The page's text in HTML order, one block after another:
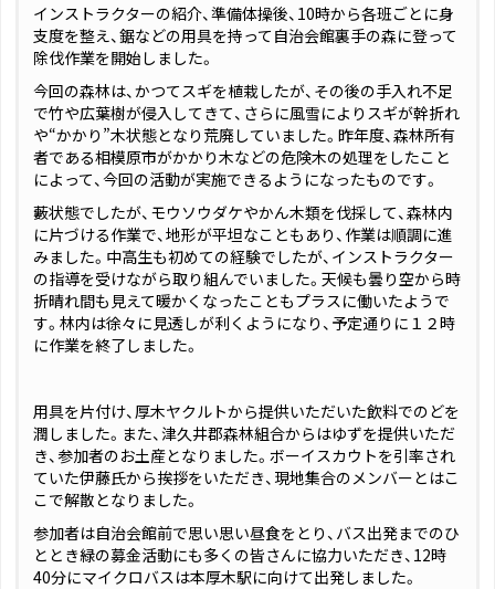
インストラクターの紹介、準備体操後、10時から各班ごとに身
支度を整え、鋸などの用具を持って自治会館裏手の森に登って
除伐作業を開始しました。
今回の森林は、かつてスギを植栽したが、その後の手入れ不足
で竹や広葉樹が侵入してきて、さらに風雪によりスギが幹折れ
や“かかり”木状態となり荒廃していました。昨年度、森林所有
者である相模原市がかかり木などの危険木の処理をしたこと
によって、今回の活動が実施できるようになったものです。
藪状態でしたが、モウソウダケやかん木類を伐採して、森林内
に片づける作業で、地形が平坦なこともあり、作業は順調に進
みました。中高生も初めての経験でしたが、インストラクター
の指導を受けながら取り組んでいました。天候も曇り空から時
折晴れ間も見えて暖かくなったこともプラスに働いたようで
す。林内は徐々に見透しが利くようになり、予定通りに１２時
に作業を終了しました。
用具を片付け、厚木ヤクルトから提供いただいた飲料でのどを
潤しました。また、津久井郡森林組合からはゆずを提供いただ
き、参加者のお土産となりました。ボーイスカウトを引率され
ていた伊藤氏から挨拶をいただき、現地集合のメンバーとはこ
こで解散となりました。
参加者は自治会館前で思い思い昼食をとり、バス出発までのひ
ととき緑の募金活動にも多くの皆さんに協力いただき、12時
40分にマイクロバスは本厚木駅に向けて出発しました。